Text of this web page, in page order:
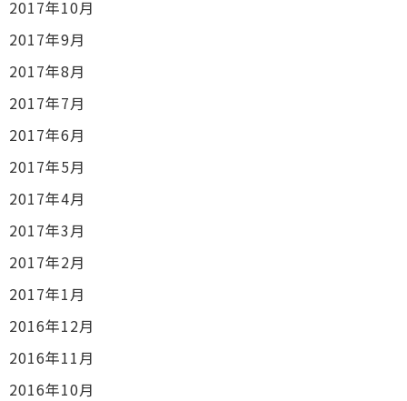
2017年10月
2017年9月
2017年8月
2017年7月
2017年6月
2017年5月
2017年4月
2017年3月
2017年2月
2017年1月
2016年12月
2016年11月
2016年10月